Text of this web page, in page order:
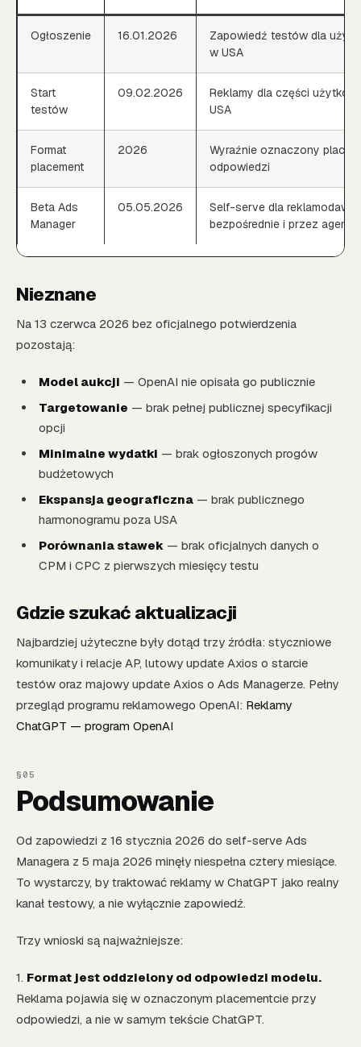
Ogłoszenie 16.01.2026
Zapowiedź testów dla
w USA
Start
testów
09.02.2026
Reklamy dla części
USA
Format
placement
2026
Wyraźnie oznaczony
odpowiedzi
Beta Ads
Manager
05.05.2026
Self-serve dla
bezpośrednie i przez
Nieznane
Na 13 czerwca 2026 bez oficjalnego potwierdzenia
pozostają:
Model aukcji — OpenAI nie opisała go publicznie
Targetowanie — brak pełnej publicznej specyfikacji
opcji
Minimalne wydatki — brak ogłoszonych progów
budżetowych
Ekspansja geograficzna — brak publicznego
harmonogramu poza USA
Porównania stawek — brak oficjalnych danych o
CPM i CPC z pierwszych miesięcy testu
Gdzie szukać aktualizacji
Najbardziej użyteczne były dotąd trzy źródła: styczniowe
komunikaty i relacje AP, lutowy update Axios o starcie
testów oraz majowy update Axios o Ads Managerze. Pełny
przegląd programu reklamowego OpenAI: Reklamy
ChatGPT — program OpenAI
Podsumowanie
Od zapowiedzi z 16 stycznia 2026 do self-serve Ads
Managera z 5 maja 2026 minęły niespełna cztery miesiące.
To wystarczy, by traktować reklamy w ChatGPT jako realny
kanał testowy, a nie wyłącznie zapowiedź.
Trzy wnioski są najważniejsze:
1. Format jest oddzielony od odpowiedzi modelu.
Reklama pojawia się w oznaczonym placementcie przy
odpowiedzi, a nie w samym tekście ChatGPT.